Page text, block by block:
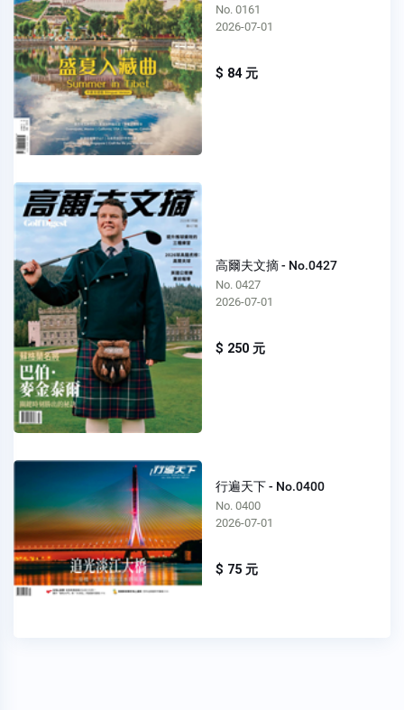
No. 0161
2026-07-01
$ 84 元
高爾夫文摘 - No.0427
No. 0427
2026-07-01
$ 250 元
行遍天下 - No.0400
No. 0400
2026-07-01
$ 75 元